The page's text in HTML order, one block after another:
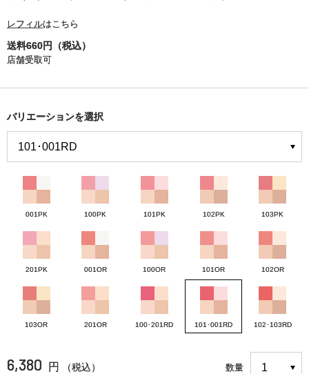
レフィルはこちら
送料660円（税込）
店舗受取可
バリエーションを選択
001PK 100PK 101PK 102PK 103PK
201PK 001OR 100OR 101OR 102OR
103OR 201OR 100･201RD 101･001RD 102･103RD
6,380 円 （税込） 数量